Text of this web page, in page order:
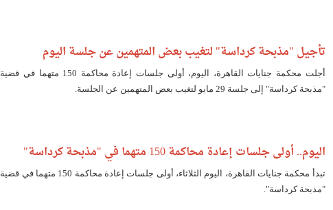
تأجيل "مذبحة كرداسة" لتغيب بعض المتهمين عن جلسة اليوم
أجلت محكمة جنايات القاهرة، اليوم، أولى جلسات إعادة محاكمة 150 متهما في قضية
"مذبحة كرداسة" إلى جلسة 29 مايو لتغيب بعض المتهمين عن الجلسة.
اليوم.. أولى جلسات إعادة محاكمة 150 متهما في "مذبحة كرداسة"
تبدأ محكمة جنايات القاهرة، اليوم الثلاثاء، أولى جلسات إعادة محاكمة 150 متهما في قضية
"مذبحة كرداسة".